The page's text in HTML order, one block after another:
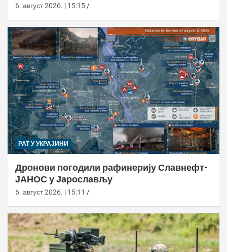
6. август 2026. | 15:15
РАТ У УКРАЈИНИ
Дронови погодили рафинерију Славнефт-
ЈАНОС у Јарослављу
6. август 2026. | 15:11